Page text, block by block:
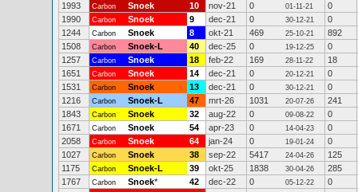
1993
Carbon Snoek 10 nov-21 0 01-11-21
0
1990
Carbon Snoek 9 dec-21 0 30-12-21
0
1244
Carbon Snoek 8 okt-21 469 25-10-21
892
1508
Carbon Snoek-L 40 dec-25 0 19-12-25
0
1257
Carbon Snoek 18 feb-22 169 28-11-22
18
1651
Carbon Snoek 14 dec-21 0 20-12-21
0
1531
Carbon Snoek 13 dec-21 0 30-12-21
0
1216
Carbon Snoek-L 47 mrt-26 1031 20-07-26
241
1843
Carbon Snoek 32 aug-22 0 09-08-22
0
1671
Carbon Snoek 54 apr-23 0 14-04-23
0
2058
Carbon Snoek 64 jan-24 0 19-01-24
0
1027
Carbon Snoek 38 sep-22 5417 24-04-26
125
1175
Carbon Snoek-L 39 okt-25 1838 30-04-26
285
1767
Carbon Snoek* 42 dec-22 0 05-12-22
0